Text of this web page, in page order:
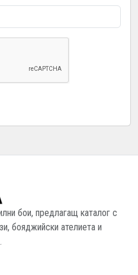
бои, предлагащ каталог с
бояджийски ателиета и